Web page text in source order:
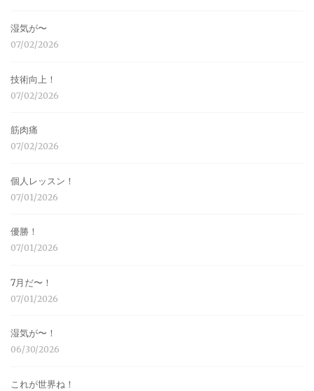
湿気が〜
07/02/2026
技術向上！
07/02/2026
筋肉痛
07/02/2026
個人レッスン！
07/01/2026
優勝！
07/01/2026
7月だ〜！
07/01/2026
湿気が〜！
06/30/2026
これが世界ね！